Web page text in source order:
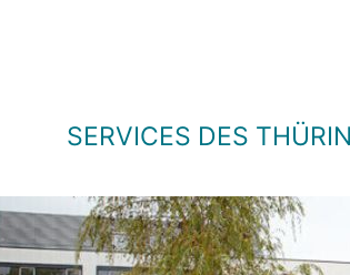
SERVICES DES